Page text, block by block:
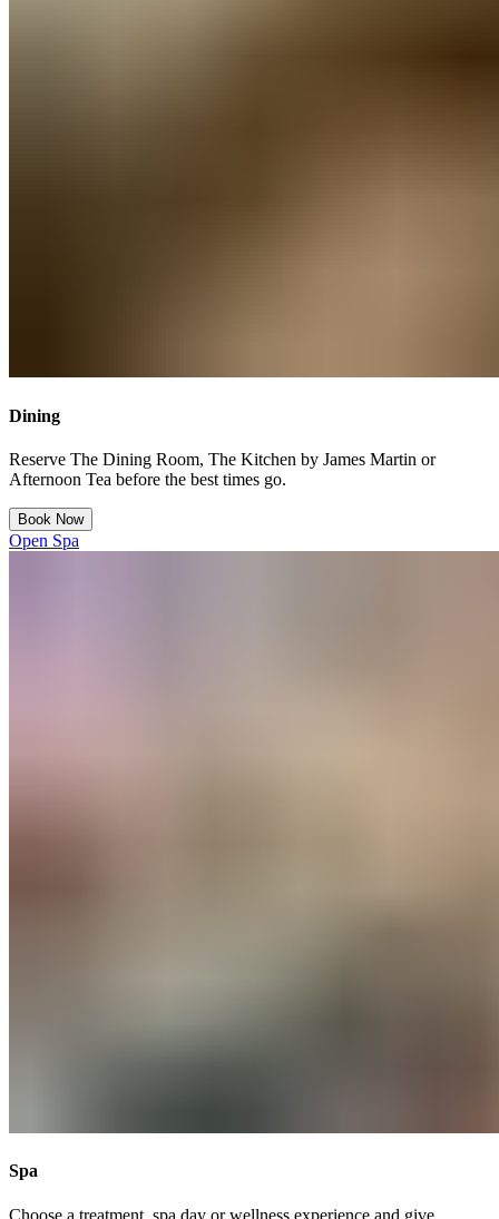
Dining​​​​‌ ‍ ​‍​‍‌‍ ‌ ​‍‌‍‍‌‌‍‌ ‌‍‍‌‌‍ ‍​‍​‍​ ‍‍​‍​‍‌ ​ ‌‍​‌‌‍ ‍‌‍‍‌‌ ‌​‌ ‍‌​‍ ‍‌‍‍‌‌‍ ​‍​‍​‍ ​​‍​‍‌‍‍​‌ ​‍‌‍‌‌‌‍‌‍​‍​‍​ ‍‍​‍​‍‌‍‍​‌ ‌​‌ ‌​‌ ​​‌ ​ ​ ‍‍​‍ ​‍ ‌‍ ​​‍ ‌‌‍​‌‌‍ ‍‌‍‌​​‍ ‌‌ ​‍​‍ ‌‌‍‍​‌‍ ‌ ‌​‌‍‌‌‌‍ ​‌ ​ ​‍ ‌‌ ​ ‌ ‌​‌ ‌‌‌‍‌​‌‍‍‌‌‍ ​‍ ‍‌ ‌‍‌‍‌‌‌ ​‍‌‍​ ‌‍‌‌‌‍ ​​‍ ‍‌‍​‌‌ ​​‌ ​​​‍ ‌‍‍‌‌‍ ‍‌ ‌​‌‍‌‌‌‍ ‍‌ ‌​​‍ ‌‍‌‌‌‍‌​‌‍‍‌‌ ‌​​‍ ‌‍ ‌‌‍ ‌‍‌​‌‍‌‌​ ‌‌ ​​‌ ​‍‌‍‌‌‌ ​ ‌‍‌‌‌‍ ‍‌ ‌​‌‍​‌‌ ‌​‌‍‍‌‌‍ ‌‍ ‍​ ‍ ‌‍‍‌‌‍‌​​ ‌​ ‌‌​ ‌ ​ ‌​​ ‍‌‌‍​ ‌‍‌‌‌‍​‍​ ‌ ​‍ ‌​ ​​​ ‍‌‌‍‌‍‌‍​ ​‍ ‌​ ‌​​ ​‍​ ‌‌​ ‌​​‍ ‌‌‍​‌​ ‌​​ ​ ​ ​‍​‍ ‌​ ‌​​ ​​​ ‌‌​ ‌‍‌‍​ ​ ‌ ​ ‌‌​ ‌ ‌‍​‌​ ‌‌‌‍​‌​ ‌ ​ ‍ ‌ ‌​‌ ‍‌‌ ​​‌‍‌‌​ ‌‌‍‍​‌‍ ‌ ‌​‌‍‌‌‌‍ ​‌‌​ ‌‍‍‌‌ ‌​‌‍‌‌‌‌​​‌‍​‌‌‍‌ ‌‍‌‌​ ‍ ‌ ​​‌‍​‌‌ ‌​‌‍‍​​ ‌‌ ​​‌‍​‌‌‍‌ ‌‍‌‌‌​​‍‌ ‌‌‌‍‍‌‌‍ ​‌‍‌​‌‍‌‌‌ ​‍​‍‌‌​ ‌‌‌​​‍‌‌ ‌‍‍ ‌‍‌‌‌ ‍‌​‍‌‌​ ​ ‌​‌​​‍‌‌​ ​ ‌​‌​​‍‌‌​ ​‍​ ​‍​ ​‌‌‍‌​​ ‍​​ ‌​‌‍‌​​ ‌‍​ ​‌​ ​ ‌‍‌‌​ ‌‍​ ‍​​ ‍​​‍‌‌​ ​‍​ ​‍​‍‌‌​ ‌‌‌​‌​​‍ ‍‌‍​ ‌‍ ‌‍ ‍‌ ‌​‌‍‌‌‌‍ ‍‌ ‌​​‍‌‌​ ‌‌‌​​‍‌‌ ‌‍‍ ‌‍‌‌‌ ‍‌​‍‌‌​ ​ ‌​‌​​‍‌‌​ ​ ‌​‌​​‍‌‌​ ​‍​ ​‍‌‍‌‌​ ​‍​ ‍‌‌‍​ ‌‍‌‍‌‍‌‌​ ‍​​ ​‌​ ‌‍‌‍‌​​ ​‍​ ‌‍​‍‌‌​ ​‍​ ​‍​‍‌‌​ ‌‌‌​‌​​‍ ‍‌ ‌​‌‍‍‌‌ ‌​‌‍ ​‌‍‌‌​ ‌‍​‍‌‍​‌‌ ​ ‌‍‌‌‌‌‌‌‌ ​‍‌‍ ​​ ‌‌‍‍​‌ ‌​‌ ‌​‌ ​​‌ ​ ​‍‌‌​ ​ ‌​​‌​‍‌‌​ ​‍‌​‌‍​‍‌‌​ ​‍‌​‌‍‌‍ ​​‍ ‌‌‍​‌‌‍ ‍‌‍‌​​‍ ‌‌ ​‍​‍ ‌‌‍‍​‌‍ ‌ ‌​‌‍‌‌‌‍ ​‌ ​ ​‍ ‌‌ ​ ‌ ‌​‌ ‌‌‌‍‌​‌‍‍‌‌‍ ​‍ ‍‌ ‌‍‌‍‌‌‌ ​‍‌‍​ ‌‍‌‌‌‍ ​​‍ ‍‌‍​‌‌ ​​‌ ​​​‍‌‍‌‍‍‌‌‍‌​​ ‌​ ‌‌​ ‌ ​ ‌​​ ‍‌‌‍​ ‌‍‌‌‌‍​‍​ ‌ ​‍ ‌​ ​​​ ‍‌‌‍‌‍‌‍​ ​‍ ‌​ ‌​​ ​‍​ ‌‌​ ‌​​‍ ‌‌‍​‌​ ‌​​ ​ ​ ​‍​‍ ‌​ ‌​​ ​​​ ‌‌​ ‌‍‌‍​ ​ ‌ ​ ‌‌​ ‌ ‌‍​‌​ ‌‌‌‍​‌​ ‌ ​‍‌‍‌ ‌​‌ ‍‌‌ ​​‌‍‌‌​ ‌‌‍‍​‌‍ ‌ ‌​‌‍‌‌‌‍ ​‌‌​ ‌‍‍‌‌ ‌​‌‍‌‌‌‌​​‌‍​‌‌‍‌ ‌‍‌‌​‍‌‍‌ ​​‌‍​‌‌ ‌​‌‍‍​​ ‌‌ ​​‌‍​‌‌‍‌ ‌‍‌‌‌​​‍‌ ‌‌‌‍‍‌‌‍ ​‌‍‌​‌‍‌‌‌ ​‍​‍‌‌​ ‌‌‌​​‍‌‌ ‌‍‍ ‌‍‌‌‌ ‍‌​‍‌‌​ ​ ‌​‌​​‍‌‌​ ​ ‌​‌​​‍‌‌​ ​‍​ ​‍​ ​‌‌‍‌​​ ‍​​ ‌​‌‍‌​​ ‌‍​ ​‌​ ​ ‌‍‌‌​ ‌‍​ ‍​​ ‍​​‍‌‌​ ​‍​ ​‍​‍‌‌​ ‌‌‌​‌​​‍ ‍‌‍​ ‌‍ ‌‍ ‍‌ ‌​‌‍‌‌‌‍ ‍‌ ‌​​‍‌‌​ ‌‌‌​​‍‌‌ ‌‍‍ ‌‍‌‌‌ ‍‌​‍‌‌​ ​ ‌​‌​​‍‌‌​ ​ ‌​‌​​‍‌‌​ ​‍​ ​‍‌‍‌‌​ ​‍​ ‍‌‌‍​ ‌‍‌‍‌‍‌‌​ ‍​​ ​‌​ ‌‍‌‍‌​​ ​‍​ ‌‍​‍‌‌​ ​‍​ ​‍​‍‌‌​ ‌‌‌​‌​​‍ ‍‌ ‌​‌‍‍‌‌ ‌​‌‍ ​‌‍‌‌​‍‌‍‌ ​​‌‍‌‌‌ ​‍‌ ​ ‌ ​​‌‍‌‌‌‍​ ‌ ‌​‌‍‍‌‌ ‌‍‌‍‌‌​ ‌‌ ​​‌ ‌‌‌‍​‍‌‍ ​‌‍‍‌‌ ​ ‌‍‍​‌‍‌‌‌‍‌​​‍​‍‌ ‌
Reserve The Dining Room, The Kitchen by James Martin or
Afternoon Tea before the best times go. ​​​​‌ ‍ ​‍​‍‌‍ ‌ ​‍‌‍‍‌‌‍‌ ‌‍‍‌‌‍ ‍​‍​‍​ ‍‍​‍​‍‌ ​ ‌‍​‌‌‍ ‍‌‍‍‌‌ ‌​‌ ‍‌​‍ ‍‌‍‍‌‌‍ ​‍​‍​‍ ​​‍​‍‌‍‍​‌ ​‍‌‍‌‌‌‍‌‍​‍​‍​ ‍‍​‍​‍‌‍‍​‌ ‌​‌ ‌​‌ ​​‌ ​ ​ ‍‍​‍ ​‍ ‌‍ ​​‍ ‌‌‍​‌‌‍ ‍‌‍‌​​‍ ‌‌ ​‍​‍ ‌‌‍‍​‌‍ ‌ ‌​‌‍‌‌‌‍ ​‌ ​ ​‍ ‌‌ ​ ‌ ‌​‌ ‌‌‌‍‌​‌‍‍‌‌‍ ​‍ ‍‌ ‌‍‌‍‌‌‌ ​‍‌‍​ ‌‍‌‌‌‍ ​​‍ ‍‌‍​‌‌ ​​‌ ​​​‍ ‌‍‍‌‌‍ ‍‌ ‌​‌‍‌‌‌‍ ‍‌ ‌​​‍ ‌‍‌‌‌‍‌​‌‍‍‌‌ ‌​​‍ ‌‍ ‌‌‍ ‌‍‌​‌‍‌‌​ ‌‌ ​​‌ ​‍‌‍‌‌‌ ​ ‌‍‌‌‌‍ ‍‌ ‌​‌‍​‌‌ ‌​‌‍‍‌‌‍ ‌‍ ‍​ ‍ ‌‍‍‌‌‍‌​​ ‌​ ‌‌​ ‌ ​ ‌​​ ‍‌‌‍​ ‌‍‌‌‌‍​‍​ ‌ ​‍ ‌​ ​​​ ‍‌‌‍‌‍‌‍​ ​‍ ‌​ ‌​​ ​‍​ ‌‌​ ‌​​‍ ‌‌‍​‌​ ‌​​ ​ ​ ​‍​‍ ‌​ ‌​​ ​​​ ‌‌​ ‌‍‌‍​ ​ ‌ ​ ‌‌​ ‌ ‌‍​‌​ ‌‌‌‍​‌​ ‌ ​ ‍ ‌ ‌​‌ ‍‌‌ ​​‌‍‌‌​ ‌‌‍‍​‌‍ ‌ ‌​‌‍‌‌‌‍ ​‌‌​ ‌‍‍‌‌ ‌​‌‍‌‌‌‌​​‌‍​‌‌‍‌ ‌‍‌‌​ ‍ ‌ ​​‌‍​‌‌ ‌​‌‍‍​​ ‌‌ ​​‌‍​‌‌‍‌ ‌‍‌‌‌​​‍‌ ‌‌‌‍‍‌‌‍ ​‌‍‌​‌‍‌‌‌ ​‍​‍‌‌​ ‌‌‌​​‍‌‌ ‌‍‍ ‌‍‌‌‌ ‍‌​‍‌‌​ ​ ‌​‌​​‍‌‌​ ​ ‌​‌​​‍‌‌​ ​‍​ ​‍​ ​‌‌‍‌​​ ‍​​ ‌​‌‍‌​​ ‌‍​ ​‌​ ​ ‌‍‌‌​ ‌‍​ ‍​​ ‍​​‍‌‌​ ​‍​ ​‍​‍‌‌​ ‌‌‌​‌​​‍ ‍‌‍​ ‌‍ ‌‍ ‍‌ ‌​‌‍‌‌‌‍ ‍‌ ‌​​‍‌‌​ ‌‌‌​​‍‌‌ ‌‍‍ ‌‍‌‌‌ ‍‌​‍‌‌​ ​ ‌​‌​​‍‌‌​ ​ ‌​‌​​‍‌‌​ ​‍​ ​‍‌‍‌‌​ ​‍​ ‍‌‌‍​ ‌‍‌‍‌‍‌‌​ ‍​​ ​‌​ ‌‍‌‍‌​​ ​‍​ ‌‍​‍‌‌​ ​‍​ ​‍​‍‌‌​ ‌‌‌​‌​​‍ ‍‌‍‌‌‌ ‍​‌‍​ ‌‍‌‌‌ ​‍‌ ​​‌ ‌​​ ‌‍​‍‌‍​‌‌ ​ ‌‍‌‌‌‌‌‌‌ ​‍‌‍ ​​ ‌‌‍‍​‌ ‌​‌ ‌​‌ ​​‌ ​ ​‍‌‌​ ​ ‌​​‌​‍‌‌​ ​‍‌​‌‍​‍‌‌​ ​‍‌​‌‍‌‍ ​​‍ ‌‌‍​‌‌‍ ‍‌‍‌​​‍ ‌‌ ​‍​‍ ‌‌‍‍​‌‍ ‌ ‌​‌‍‌‌‌‍ ​‌ ​ ​‍ ‌‌ ​ ‌ ‌​‌ ‌‌‌‍‌​‌‍‍‌‌‍ ​‍ ‍‌ ‌‍‌‍‌‌‌ ​‍‌‍​ ‌‍‌‌‌‍ ​​‍ ‍‌‍​‌‌ ​​‌ ​​​‍‌‍‌‍‍‌‌‍‌​​ ‌​ ‌‌​ ‌ ​ ‌​​ ‍‌‌‍​ ‌‍‌‌‌‍​‍​ ‌ ​‍ ‌​ ​​​ ‍‌‌‍‌‍‌‍​ ​‍ ‌​ ‌​​ ​‍​ ‌‌​ ‌​​‍ ‌‌‍​‌​ ‌​​ ​ ​ ​‍​‍ ‌​ ‌​​ ​​​ ‌‌​ ‌‍‌‍​ ​ ‌ ​ ‌‌​ ‌ ‌‍​‌​ ‌‌‌‍​‌​ ‌ ​‍‌‍‌ ‌​‌ ‍‌‌ ​​‌‍‌‌​ ‌‌‍‍​‌‍ ‌ ‌​‌‍‌‌‌‍ ​‌‌​ ‌‍‍‌‌ ‌​‌‍‌‌‌‌​​‌‍​‌‌‍‌ ‌‍‌‌​‍‌‍‌ ​​‌‍​‌‌ ‌​‌‍‍​​ ‌‌ ​​‌‍​‌‌‍‌ ‌‍‌‌‌​​‍‌ ‌‌‌‍‍‌‌‍ ​‌‍‌​‌‍‌‌‌ ​‍​‍‌‌​ ‌‌‌​​‍‌‌ ‌‍‍ ‌‍‌‌‌ ‍‌​‍‌‌​ ​ ‌​‌​​‍‌‌​ ​ ‌​‌​​‍‌‌​ ​‍​ ​‍​ ​‌‌‍‌​​ ‍​​ ‌​‌‍‌​​ ‌‍​ ​‌​ ​ ‌‍‌‌​ ‌‍​ ‍​​ ‍​​‍‌‌​ ​‍​ ​‍​‍‌‌​ ‌‌‌​‌​​‍ ‍‌‍​ ‌‍ ‌‍ ‍‌ ‌​‌‍‌‌‌‍ ‍‌ ‌​​‍‌‌​ ‌‌‌​​‍‌‌ ‌‍‍ ‌‍‌‌‌ ‍‌​‍‌‌​ ​ ‌​‌​​‍‌‌​ ​ ‌​‌​​‍‌‌​ ​‍​ ​‍‌‍‌‌​ ​‍​ ‍‌‌‍​ ‌‍‌‍‌‍‌‌​ ‍​​ ​‌​ ‌‍‌‍‌​​ ​‍​ ‌‍​‍‌‌​ ​‍​ ​‍​‍‌‌​ ‌‌‌​‌​​‍ ‍‌‍‌‌‌ ‍​‌‍​ ‌‍‌‌‌ ​‍‌ ​​‌ ‌​​‍‌‍‌ ​​‌‍‌‌‌ ​‍‌ ​ ‌ ​​‌‍‌‌‌‍​ ‌ ‌​‌‍‍‌‌ ‌‍‌‍‌‌​ ‌‌ ​​‌ ‌‌‌‍​‍‌‍ ​‌‍‍‌‌ ​ ‌‍‍​‌‍‌‌‌‍‌​​‍​‍‌ ‌
Book Now​​​​‌ ‍ ​‍​‍‌‍ ‌ ​‍‌‍‍‌‌‍‌ ‌‍‍‌‌‍ ‍​‍​‍​ ‍‍​‍​‍‌ ​ ‌‍​‌‌‍ ‍‌‍‍‌‌ ‌​‌ ‍‌​‍ ‍‌‍‍‌‌‍ ​‍​‍​‍ ​​‍​‍‌‍‍​‌ ​‍‌‍‌‌‌‍‌‍​‍​‍​ ‍‍​‍​‍‌‍‍​‌ ‌​‌ ‌​‌ ​​‌ ​ ​ ‍‍​‍ ​‍ ‌‍ ​​‍ ‌‌‍​‌‌‍ ‍‌‍‌​​‍ ‌‌ ​‍​‍ ‌‌‍‍​‌‍ ‌ ‌​‌‍‌‌‌‍ ​‌ ​ ​‍ ‌‌ ​ ‌ ‌​‌ ‌‌‌‍‌​‌‍‍‌‌‍ ​‍ ‍‌ ‌‍‌‍‌‌‌ ​‍‌‍​ ‌‍‌‌‌‍ ​​‍ ‍‌‍​‌‌ ​​‌ ​​​‍ ‌‍‍‌‌‍ ‍‌ ‌​‌‍‌‌‌‍ ‍‌ ‌​​‍ ‌‍‌‌‌‍‌​‌‍‍‌‌ ‌​​‍ ‌‍ ‌‌‍ ‌‍‌​‌‍‌‌​ ‌‌ ​​‌ ​‍‌‍‌‌‌ ​ ‌‍‌‌‌‍ ‍‌ ‌​‌‍​‌‌ ‌​‌‍‍‌‌‍ ‌‍ ‍​ ‍ ‌‍‍‌‌‍‌​​ ‌​ ‌‌​ ‌ ​ ‌​​ ‍‌‌‍​ ‌‍‌‌‌‍​‍​ ‌ ​‍ ‌​ ​​​ ‍‌‌‍‌‍‌‍​ ​‍ ‌​ ‌​​ ​‍​ ‌‌​ ‌​​‍ ‌‌‍​‌​ ‌​​ ​ ​ ​‍​‍ ‌​ ‌​​ ​​​ ‌‌​ ‌‍‌‍​ ​ ‌ ​ ‌‌​ ‌ ‌‍​‌​ ‌‌‌‍​‌​ ‌ ​ ‍ ‌ ‌​‌ ‍‌‌ ​​‌‍‌‌​ ‌‌‍‍​‌‍ ‌ ‌​‌‍‌‌‌‍ ​‌‌​ ‌‍‍‌‌ ‌​‌‍‌‌‌‌​​‌‍​‌‌‍‌ ‌‍‌‌​ ‍ ‌ ​​‌‍​‌‌ ‌​‌‍‍​​ ‌‌ ​​‌‍​‌‌‍‌ ‌‍‌‌‌​​‍‌ ‌‌‌‍‍‌‌‍ ​‌‍‌​‌‍‌‌‌ ​‍​‍‌‌​ ‌‌‌​​‍‌‌ ‌‍‍ ‌‍‌‌‌ ‍‌​‍‌‌​ ​ ‌​‌​​‍‌‌​ ​ ‌​‌​​‍‌‌​ ​‍​ ​‍​ ​‌‌‍‌​​ ‍​​ ‌​‌‍‌​​ ‌‍​ ​‌​ ​ ‌‍‌‌​ ‌‍​ ‍​​ ‍​​‍‌‌​ ​‍​ ​‍​‍‌‌​ ‌‌‌​‌​​‍ ‍‌‍​ ‌‍ ‌‍ ‍‌ ‌​‌‍‌‌‌‍ ‍‌ ‌​​‍‌‌​ ‌‌‌​​‍‌‌ ‌‍‍ ‌‍‌‌‌ ‍‌​‍‌‌​ ​ ‌​‌​​‍‌‌​ ​ ‌​‌​​‍‌‌​ ​‍​ ​‍‌‍‌‌​ ​‍​ ‍‌‌‍​ ‌‍‌‍‌‍‌‌​ ‍​​ ​‌​ ‌‍‌‍‌​​ ​‍​ ‌‍​‍‌‌​ ​‍​ ​‍​‍‌‌​ ‌‌‌​‌​​‍ ‍‌ ​ ‌‍‌‌‌‍​ ‌‍ ‌‍ ‍‌‍‌​‌‍​‌‌ ​‍‌ ‍‌‌​​ ‌ ‌​‌‍​‌​‍ ‍‌‍ ​‌‍​‌‌‍​‍‌‍‌‌‌‍ ​​ ‌‍​‍‌‍​‌‌ ​ ‌‍‌‌‌‌‌‌‌ ​‍‌‍ ​​ ‌‌‍‍​‌ ‌​‌ ‌​‌ ​​‌ ​ ​‍‌‌​ ​ ‌​​‌​‍‌‌​ ​‍‌​‌‍​‍‌‌​ ​‍‌​‌‍‌‍ ​​‍ ‌‌‍​‌‌‍ ‍‌‍‌​​‍ ‌‌ ​‍​‍ ‌‌‍‍​‌‍ ‌ ‌​‌‍‌‌‌‍ ​‌ ​ ​‍ ‌‌ ​ ‌ ‌​‌ ‌‌‌‍‌​‌‍‍‌‌‍ ​‍ ‍‌ ‌‍‌‍‌‌‌ ​‍‌‍​ ‌‍‌‌‌‍ ​​‍ ‍‌‍​‌‌ ​​‌ ​​​‍‌‍‌‍‍‌‌‍‌​​ ‌​ ‌‌​ ‌ ​ ‌​​ ‍‌‌‍​ ‌‍‌‌‌‍​‍​ ‌ ​‍ ‌​ ​​​ ‍‌‌‍‌‍‌‍​ ​‍ ‌​ ‌​​ ​‍​ ‌‌​ ‌​​‍ ‌‌‍​‌​ ‌​​ ​ ​ ​‍​‍ ‌​ ‌​​ ​​​ ‌‌​ ‌‍‌‍​ ​ ‌ ​ ‌‌​ ‌ ‌‍​‌​ ‌‌‌‍​‌​ ‌ ​‍‌‍‌ ‌​‌ ‍‌‌ ​​‌‍‌‌​ ‌‌‍‍​‌‍ ‌ ‌​‌‍‌‌‌‍ ​‌‌​ ‌‍‍‌‌ ‌​‌‍‌‌‌‌​​‌‍​‌‌‍‌ ‌‍‌‌​‍‌‍‌ ​​‌‍​‌‌ ‌​‌‍‍​​ ‌‌ ​​‌‍​‌‌‍‌ ‌‍‌‌‌​​‍‌ ‌‌‌‍‍‌‌‍ ​‌‍‌​‌‍‌‌‌ ​‍​‍‌‌​ ‌‌‌​​‍‌‌ ‌‍‍ ‌‍‌‌‌ ‍‌​‍‌‌​ ​ ‌​‌​​‍‌‌​ ​ ‌​‌​​‍‌‌​ ​‍​ ​‍​ ​‌‌‍‌​​ ‍​​ ‌​‌‍‌​​ ‌‍​ ​‌​ ​ ‌‍‌‌​ ‌‍​ ‍​​ ‍​​‍‌‌​ ​‍​ ​‍​‍‌‌​ ‌‌‌​‌​​‍ ‍‌‍​ ‌‍ ‌‍ ‍‌ ‌​‌‍‌‌‌‍ ‍‌ ‌​​‍‌‌​ ‌‌‌​​‍‌‌ ‌‍‍ ‌‍‌‌‌ ‍‌​‍‌‌​ ​ ‌​‌​​‍‌‌​ ​ ‌​‌​​‍‌‌​ ​‍​ ​‍‌‍‌‌​ ​‍​ ‍‌‌‍​ ‌‍‌‍‌‍‌‌​ ‍​​ ​‌​ ‌‍‌‍‌​​ ​‍​ ‌‍​‍‌‌​ ​‍​ ​‍​‍‌‌​ ‌‌‌​‌​​‍ ‍‌ ​ ‌‍‌‌‌‍​ ‌‍ ‌‍ ‍‌‍‌​‌‍​‌‌ ​‍‌ ‍‌‌​​ ‌ ‌​‌‍​‌​‍ ‍‌‍ ​‌‍​‌‌‍​‍‌‍‌‌‌‍ ​​‍‌‍‌ ​​‌‍‌‌‌ ​‍‌ ​ ‌ ​​‌‍‌‌‌‍​ ‌ ‌​‌‍‍‌‌ ‌‍‌‍‌‌​ ‌‌ ​​‌ ‌‌‌‍​‍‌‍ ​‌‍‍‌‌ ​ ‌‍‍​‌‍‌‌‌‍‌​​‍​‍‌ ‌
Open Spa​​​​‌ ‍ ​‍​‍‌‍ ‌ ​‍‌‍‍‌‌‍‌ ‌‍‍‌‌‍ ‍​‍​‍​ ‍‍​‍​‍‌ ​ ‌‍​‌‌‍ ‍‌‍‍‌‌ ‌​‌ ‍‌​‍ ‍‌‍‍‌‌‍ ​‍​‍​‍ ​​‍​‍‌‍‍​‌ ​‍‌‍‌‌‌‍‌‍​‍​‍​ ‍‍​‍​‍‌‍‍​‌ ‌​‌ ‌​‌ ​​‌ ​ ​ ‍‍​‍ ​‍ ‌‍ ​​‍ ‌‌‍​‌‌‍ ‍‌‍‌​​‍ ‌‌ ​‍​‍ ‌‌‍‍​‌‍ ‌ ‌​‌‍‌‌‌‍ ​‌ ​ ​‍ ‌‌ ​ ‌ ‌​‌ ‌‌‌‍‌​‌‍‍‌‌‍ ​‍ ‍‌ ‌‍‌‍‌‌‌ ​‍‌‍​ ‌‍‌‌‌‍ ​​‍ ‍‌‍​‌‌ ​​‌ ​​​‍ ‌‍‍‌‌‍ ‍‌ ‌​‌‍‌‌‌‍ ‍‌ ‌​​‍ ‌‍‌‌‌‍‌​‌‍‍‌‌ ‌​​‍ ‌‍ ‌‌‍ ‌‍‌​‌‍‌‌​ ‌‌ ​​‌ ​‍‌‍‌‌‌ ​ ‌‍‌‌‌‍ ‍‌ ‌​‌‍​‌‌ ‌​‌‍‍‌‌‍ ‌‍ ‍​ ‍ ‌‍‍‌‌‍‌​​ ‌​ ‌‌​ ‌ ​ ‌​​ ‍‌‌‍​ ‌‍‌‌‌‍​‍​ ‌ ​‍ ‌​ ​​​ ‍‌‌‍‌‍‌‍​ ​‍ ‌​ ‌​​ ​‍​ ‌‌​ ‌​​‍ ‌‌‍​‌​ ‌​​ ​ ​ ​‍​‍ ‌​ ‌​​ ​​​ ‌‌​ ‌‍‌‍​ ​ ‌ ​ ‌‌​ ‌ ‌‍​‌​ ‌‌‌‍​‌​ ‌ ​ ‍ ‌ ‌​‌ ‍‌‌ ​​‌‍‌‌​ ‌‌‍‍​‌‍ ‌ ‌​‌‍‌‌‌‍ ​‌‌​ ‌‍‍‌‌ ‌​‌‍‌‌‌‌​​‌‍​‌‌‍‌ ‌‍‌‌​ ‍ ‌ ​​‌‍​‌‌ ‌​‌‍‍​​ ‌‌ ​​‌‍​‌‌‍‌ ‌‍‌‌‌​​‍‌ ‌‌‌‍‍‌‌‍ ​‌‍‌​‌‍‌‌‌ ​‍​‍‌‌​ ‌‌‌​​‍‌‌ ‌‍‍ ‌‍‌‌‌ ‍‌​‍‌‌​ ​ ‌​‌​​‍‌‌​ ​ ‌​‌​​‍‌‌​ ​‍​ ​‍​ ​‌‌‍‌​​ ‍​​ ‌​‌‍‌​​ ‌‍​ ​‌​ ​ ‌‍‌‌​ ‌‍​ ‍​​ ‍​​‍‌‌​ ​‍​ ​‍​‍‌‌​ ‌‌‌​‌​​‍ ‍‌‍​ ‌‍ ‌‍ ‍‌ ‌​‌‍‌‌‌‍ ‍‌ ‌​​‍‌‌​ ‌‌‌​​‍‌‌ ‌‍‍ ‌‍‌‌‌ ‍‌​‍‌‌​ ​ ‌​‌​​‍‌‌​ ​ ‌​‌​​‍‌‌​ ​‍​ ​‍‌‍‌​‌‍​‍‌‍‌‍‌‍​‍‌‍​ ‌‍​ ​ ‍​‌‍​‌​ ‌ ‌‍​ ‌‍​‍‌‍‌‌​‍‌‌​ ​‍​ ​‍​‍‌‌​ ‌‌‌​‌​​‍ ‍‌ ‌​‌‍‍‌‌ ‌​‌‍ ​‌‍‌‌​ ‌‍​‍‌‍​‌‌ ​ ‌‍‌‌‌‌‌‌‌ ​‍‌‍ ​​ ‌‌‍‍​‌ ‌​‌ ‌​‌ ​​‌ ​ ​‍‌‌​ ​ ‌​​‌​‍‌‌​ ​‍‌​‌‍​‍‌‌​ ​‍‌​‌‍‌‍ ​​‍ ‌‌‍​‌‌‍ ‍‌‍‌​​‍ ‌‌ ​‍​‍ ‌‌‍‍​‌‍ ‌ ‌​‌‍‌‌‌‍ ​‌ ​ ​‍ ‌‌ ​ ‌ ‌​‌ ‌‌‌‍‌​‌‍‍‌‌‍ ​‍ ‍‌ ‌‍‌‍‌‌‌ ​‍‌‍​ ‌‍‌‌‌‍ ​​‍ ‍‌‍​‌‌ ​​‌ ​​​‍‌‍‌‍‍‌‌‍‌​​ ‌​ ‌‌​ ‌ ​ ‌​​ ‍‌‌‍​ ‌‍‌‌‌‍​‍​ ‌ ​‍ ‌​ ​​​ ‍‌‌‍‌‍‌‍​ ​‍ ‌​ ‌​​ ​‍​ ‌‌​ ‌​​‍ ‌‌‍​‌​ ‌​​ ​ ​ ​‍​‍ ‌​ ‌​​ ​​​ ‌‌​ ‌‍‌‍​ ​ ‌ ​ ‌‌​ ‌ ‌‍​‌​ ‌‌‌‍​‌​ ‌ ​‍‌‍‌ ‌​‌ ‍‌‌ ​​‌‍‌‌​ ‌‌‍‍​‌‍ ‌ ‌​‌‍‌‌‌‍ ​‌‌​ ‌‍‍‌‌ ‌​‌‍‌‌‌‌​​‌‍​‌‌‍‌ ‌‍‌‌​‍‌‍‌ ​​‌‍​‌‌ ‌​‌‍‍​​ ‌‌ ​​‌‍​‌‌‍‌ ‌‍‌‌‌​​‍‌ ‌‌‌‍‍‌‌‍ ​‌‍‌​‌‍‌‌‌ ​‍​‍‌‌​ ‌‌‌​​‍‌‌ ‌‍‍ ‌‍‌‌‌ ‍‌​‍‌‌​ ​ ‌​‌​​‍‌‌​ ​ ‌​‌​​‍‌‌​ ​‍​ ​‍​ ​‌‌‍‌​​ ‍​​ ‌​‌‍‌​​ ‌‍​ ​‌​ ​ ‌‍‌‌​ ‌‍​ ‍​​ ‍​​‍‌‌​ ​‍​ ​‍​‍‌‌​ ‌‌‌​‌​​‍ ‍‌‍​ ‌‍ ‌‍ ‍‌ ‌​‌‍‌‌‌‍ ‍‌ ‌​​‍‌‌​ ‌‌‌​​‍‌‌ ‌‍‍ ‌‍‌‌‌ ‍‌​‍‌‌​ ​ ‌​‌​​‍‌‌​ ​ ‌​‌​​‍‌‌​ ​‍​ ​‍‌‍‌​‌‍​‍‌‍‌‍‌‍​‍‌‍​ ‌‍​ ​ ‍​‌‍​‌​ ‌ ‌‍​ ‌‍​‍‌‍‌‌​‍‌‌​ ​‍​ ​‍​‍‌‌​ ‌‌‌​‌​​‍ ‍‌ ‌​‌‍‍‌‌ ‌​‌‍ ​‌‍‌‌​‍‌‍‌ ​​‌‍‌‌‌ ​‍‌ ​ ‌ ​​‌‍‌‌‌‍​ ‌ ‌​‌‍‍‌‌ ‌‍‌‍‌‌​ ‌‌ ​​‌ ‌‌‌‍​‍‌‍ ​‌‍‍‌‌ ​ ‌‍‍​‌‍‌‌‌‍‌​​‍​‍‌ ‌
Spa​​​​‌ ‍ ​‍​‍‌‍ ‌ ​‍‌‍‍‌‌‍‌ ‌‍‍‌‌‍ ‍​‍​‍​ ‍‍​‍​‍‌ ​ ‌‍​‌‌‍ ‍‌‍‍‌‌ ‌​‌ ‍‌​‍ ‍‌‍‍‌‌‍ ​‍​‍​‍ ​​‍​‍‌‍‍​‌ ​‍‌‍‌‌‌‍‌‍​‍​‍​ ‍‍​‍​‍‌‍‍​‌ ‌​‌ ‌​‌ ​​‌ ​ ​ ‍‍​‍ ​‍ ‌‍ ​​‍ ‌‌‍​‌‌‍ ‍‌‍‌​​‍ ‌‌ ​‍​‍ ‌‌‍‍​‌‍ ‌ ‌​‌‍‌‌‌‍ ​‌ ​ ​‍ ‌‌ ​ ‌ ‌​‌ ‌‌‌‍‌​‌‍‍‌‌‍ ​‍ ‍‌ ‌‍‌‍‌‌‌ ​‍‌‍​ ‌‍‌‌‌‍ ​​‍ ‍‌‍​‌‌ ​​‌ ​​​‍ ‌‍‍‌‌‍ ‍‌ ‌​‌‍‌‌‌‍ ‍‌ ‌​​‍ ‌‍‌‌‌‍‌​‌‍‍‌‌ ‌​​‍ ‌‍ ‌‌‍ ‌‍‌​‌‍‌‌​ ‌‌ ​​‌ ​‍‌‍‌‌‌ ​ ‌‍‌‌‌‍ ‍‌ ‌​‌‍​‌‌ ‌​‌‍‍‌‌‍ ‌‍ ‍​ ‍ ‌‍‍‌‌‍‌​​ ‌​ ‌‌​ ‌ ​ ‌​​ ‍‌‌‍​ ‌‍‌‌‌‍​‍​ ‌ ​‍ ‌​ ​​​ ‍‌‌‍‌‍‌‍​ ​‍ ‌​ ‌​​ ​‍​ ‌‌​ ‌​​‍ ‌‌‍​‌​ ‌​​ ​ ​ ​‍​‍ ‌​ ‌​​ ​​​ ‌‌​ ‌‍‌‍​ ​ ‌ ​ ‌‌​ ‌ ‌‍​‌​ ‌‌‌‍​‌​ ‌ ​ ‍ ‌ ‌​‌ ‍‌‌ ​​‌‍‌‌​ ‌‌‍‍​‌‍ ‌ ‌​‌‍‌‌‌‍ ​‌‌​ ‌‍‍‌‌ ‌​‌‍‌‌‌‌​​‌‍​‌‌‍‌ ‌‍‌‌​ ‍ ‌ ​​‌‍​‌‌ ‌​‌‍‍​​ ‌‌ ​​‌‍​‌‌‍‌ ‌‍‌‌‌​​‍‌ ‌‌‌‍‍‌‌‍ ​‌‍‌​‌‍‌‌‌ ​‍​‍‌‌​ ‌‌‌​​‍‌‌ ‌‍‍ ‌‍‌‌‌ ‍‌​‍‌‌​ ​ ‌​‌​​‍‌‌​ ​ ‌​‌​​‍‌‌​ ​‍​ ​‍​ ​‌‌‍‌​​ ‍​​ ‌​‌‍‌​​ ‌‍​ ​‌​ ​ ‌‍‌‌​ ‌‍​ ‍​​ ‍​​‍‌‌​ ​‍​ ​‍​‍‌‌​ ‌‌‌​‌​​‍ ‍‌‍​ ‌‍ ‌‍ ‍‌ ‌​‌‍‌‌‌‍ ‍‌ ‌​​‍‌‌​ ‌‌‌​​‍‌‌ ‌‍‍ ‌‍‌‌‌ ‍‌​‍‌‌​ ​ ‌​‌​​‍‌‌​ ​ ‌​‌​​‍‌‌​ ​‍​ ​‍‌‍‌​‌‍​‍‌‍‌‍‌‍​‍‌‍​ ‌‍​ ​ ‍​‌‍​‌​ ‌ ‌‍​ ‌‍​‍‌‍‌‌​‍‌‌​ ​‍​ ​‍​‍‌‌​ ‌‌‌​‌​​‍ ‍‌ ‌​‌‍‍‌‌ ‌​‌‍ ​‌‍‌‌​ ‌‍​‍‌‍​‌‌ ​ ‌‍‌‌‌‌‌‌‌ ​‍‌‍ ​​ ‌‌‍‍​‌ ‌​‌ ‌​‌ ​​‌ ​ ​‍‌‌​ ​ ‌​​‌​‍‌‌​ ​‍‌​‌‍​‍‌‌​ ​‍‌​‌‍‌‍ ​​‍ ‌‌‍​‌‌‍ ‍‌‍‌​​‍ ‌‌ ​‍​‍ ‌‌‍‍​‌‍ ‌ ‌​‌‍‌‌‌‍ ​‌ ​ ​‍ ‌‌ ​ ‌ ‌​‌ ‌‌‌‍‌​‌‍‍‌‌‍ ​‍ ‍‌ ‌‍‌‍‌‌‌ ​‍‌‍​ ‌‍‌‌‌‍ ​​‍ ‍‌‍​‌‌ ​​‌ ​​​‍‌‍‌‍‍‌‌‍‌​​ ‌​ ‌‌​ ‌ ​ ‌​​ ‍‌‌‍​ ‌‍‌‌‌‍​‍​ ‌ ​‍ ‌​ ​​​ ‍‌‌‍‌‍‌‍​ ​‍ ‌​ ‌​​ ​‍​ ‌‌​ ‌​​‍ ‌‌‍​‌​ ‌​​ ​ ​ ​‍​‍ ‌​ ‌​​ ​​​ ‌‌​ ‌‍‌‍​ ​ ‌ ​ ‌‌​ ‌ ‌‍​‌​ ‌‌‌‍​‌​ ‌ ​‍‌‍‌ ‌​‌ ‍‌‌ ​​‌‍‌‌​ ‌‌‍‍​‌‍ ‌ ‌​‌‍‌‌‌‍ ​‌‌​ ‌‍‍‌‌ ‌​‌‍‌‌‌‌​​‌‍​‌‌‍‌ ‌‍‌‌​‍‌‍‌ ​​‌‍​‌‌ ‌​‌‍‍​​ ‌‌ ​​‌‍​‌‌‍‌ ‌‍‌‌‌​​‍‌ ‌‌‌‍‍‌‌‍ ​‌‍‌​‌‍‌‌‌ ​‍​‍‌‌​ ‌‌‌​​‍‌‌ ‌‍‍ ‌‍‌‌‌ ‍‌​‍‌‌​ ​ ‌​‌​​‍‌‌​ ​ ‌​‌​​‍‌‌​ ​‍​ ​‍​ ​‌‌‍‌​​ ‍​​ ‌​‌‍‌​​ ‌‍​ ​‌​ ​ ‌‍‌‌​ ‌‍​ ‍​​ ‍​​‍‌‌​ ​‍​ ​‍​‍‌‌​ ‌‌‌​‌​​‍ ‍‌‍​ ‌‍ ‌‍ ‍‌ ‌​‌‍‌‌‌‍ ‍‌ ‌​​‍‌‌​ ‌‌‌​​‍‌‌ ‌‍‍ ‌‍‌‌‌ ‍‌​‍‌‌​ ​ ‌​‌​​‍‌‌​ ​ ‌​‌​​‍‌‌​ ​‍​ ​‍‌‍‌​‌‍​‍‌‍‌‍‌‍​‍‌‍​ ‌‍​ ​ ‍​‌‍​‌​ ‌ ‌‍​ ‌‍​‍‌‍‌‌​‍‌‌​ ​‍​ ​‍​‍‌‌​ ‌‌‌​‌​​‍ ‍‌ ‌​‌‍‍‌‌ ‌​‌‍ ​‌‍‌‌​‍‌‍‌ ​​‌‍‌‌‌ ​‍‌ ​ ‌ ​​‌‍‌‌‌‍​ ‌ ‌​‌‍‍‌‌ ‌‍‌‍‌‌​ ‌‌ ​​‌ ‌‌‌‍​‍‌‍ ​‌‍‍‌‌ ​ ‌‍‍​‌‍‌‌‌‍‌​​‍​‍‌ ‌
Choose a treatment, spa day or wellness experience and give